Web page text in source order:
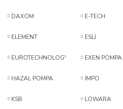
DAXOM E-TECH
ELEMENT ESLİ
EUROTECHNOLOGY EXEN POMPA
HAZAL POMPA İMPO
KSB LOWARA